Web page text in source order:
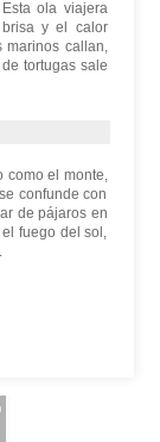
ola viajera
y el calor
marinos callan,
tortugas sale
como el monte,
confunde con
de pájaros en
fuego del sol,